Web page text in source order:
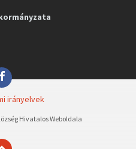
Facebook
irányelvek
Hivatalos Weboldala